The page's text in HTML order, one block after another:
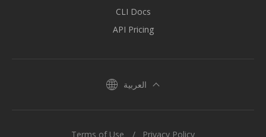
CLI Docs
API Pricing
العربية
Terms of Use Privacy Policy